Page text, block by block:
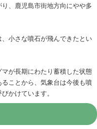
、鹿児島市街地方向にやや多
小さな噴石が飛んできたとい
が長期にわたり蓄積した状態
ことから、気象台は今後も噴
かけています。